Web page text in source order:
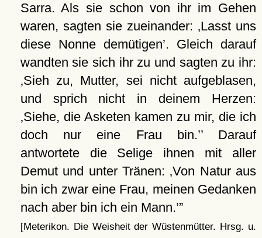
Sarra. Als sie schon von ihr im Gehen
waren, sagten sie zueinander: Lasst uns
diese Nonne demütigen . Gleich darauf
wandten sie sich ihr zu und sagten zu ihr:
Sieh zu, Mutter, sei nicht aufgeblasen,
und sprich nicht in deinem Herzen:
Siehe, die Asketen kamen zu mir, die ich
doch nur eine Frau bin. Darauf
antwortete die Selige ihnen mit aller
Demut und unter Tränen: Von Natur aus
bin ich zwar eine Frau, meinen Gedanken
nach aber bin ich ein Mann.
[Meterikon. Die Weisheit der Wüstenmütter. Hrsg. u.